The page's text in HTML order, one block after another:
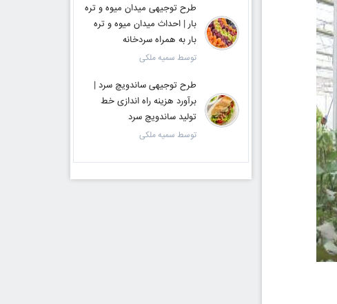
طرح توجیهی میدان میوه و تره
بار | احداث میدان میوه و تره
بار به همراه سردخانه
توسط سمیه ملکی
طرح توجیهی ساندویچ سرد |
برآورد هزینه راه اندازی خط
تولید ساندویچ سرد
توسط سمیه ملکی